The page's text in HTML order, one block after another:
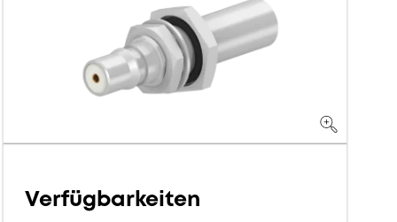
Verfügbarkeiten